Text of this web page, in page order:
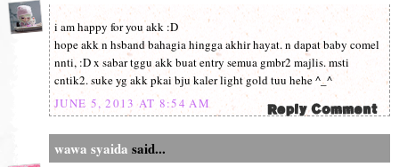
i am happy for you akk :D
hope akk n hsband bahagia hingga akhir hayat. n dapat baby comel
nnti, :D x sabar tggu akk buat entry semua gmbr2 majlis. msti
cntik2. suke yg akk pkai bju kaler light gold tuu hehe ^_^
JUNE 5, 2013 AT 8:54 AM
wawa syaida said...